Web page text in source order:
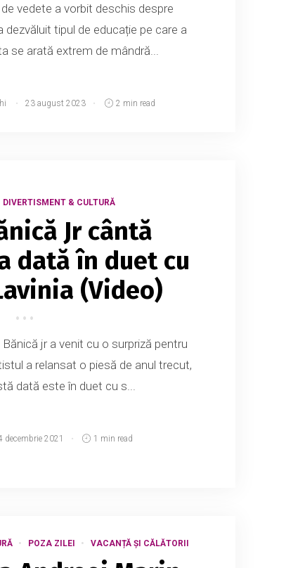
vedete a vorbit deschis despre
dezvăluit tipul de educație pe care a
se arată extrem de mândră...
23 august 2023 2 min read
DIVERTISMENT & CULTURĂ
Jr cântă
dată în duet cu
(Video)
jr a venit cu o surpriză pentru
a relansat o piesă de anul trecut,
dată este în duet cu s...
decembrie 2021 1 min read
POZA ZILEI VACANȚĂ ȘI CĂLĂTORII